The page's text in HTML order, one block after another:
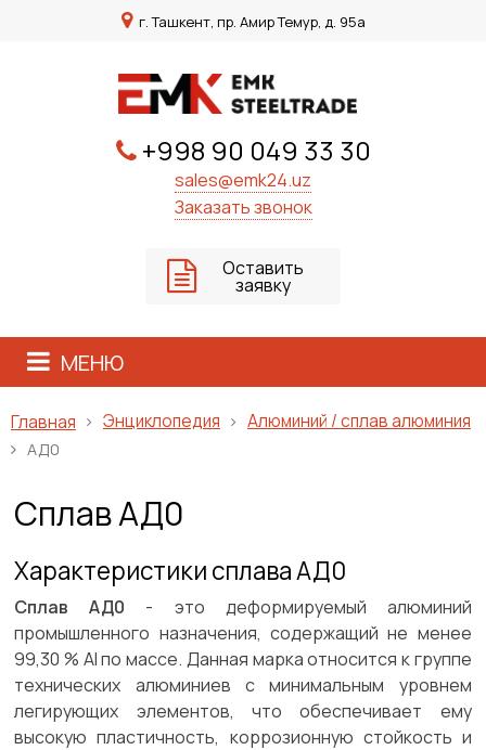
г. Ташкент, пр. Амир Темур, д. 95а
+998 90 049 33 30
sales@emk24.uz
Заказать звонок
Оставить
заявку
МЕНЮ
Главная Энциклопедия Алюминий / сплав алюминия
АД0
Сплав АД0
Характеристики сплава АД0
Сплав АД0 - это деформируемый алюминий
промышленного назначения, содержащий не менее
99,30 % Al по массе. Данная марка относится к группе
технических алюминиев с минимальным уровнем
легирующих элементов, что обеспечивает ему
высокую пластичность, коррозионную стойкость и